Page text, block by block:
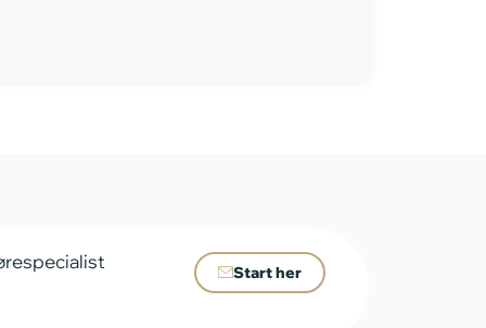
Start her